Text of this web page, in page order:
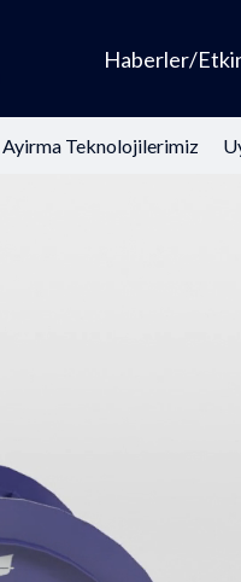
Haberler/
Ayirma Teknolojilerimiz